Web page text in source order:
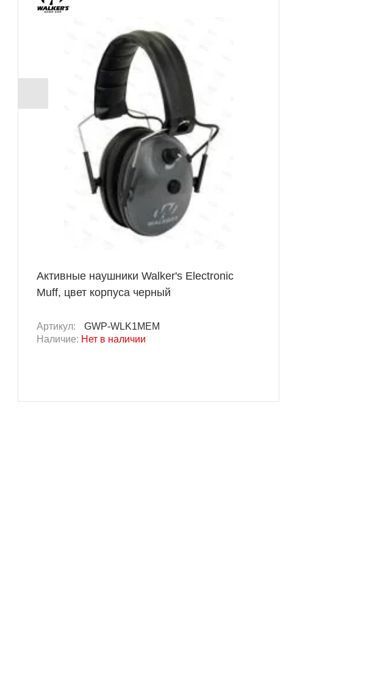
Активные наушники Walker's Electronic
Muff, цвет корпуса черный
Артикул:
GWP-WLK1MEM
Наличие: Нет в наличии